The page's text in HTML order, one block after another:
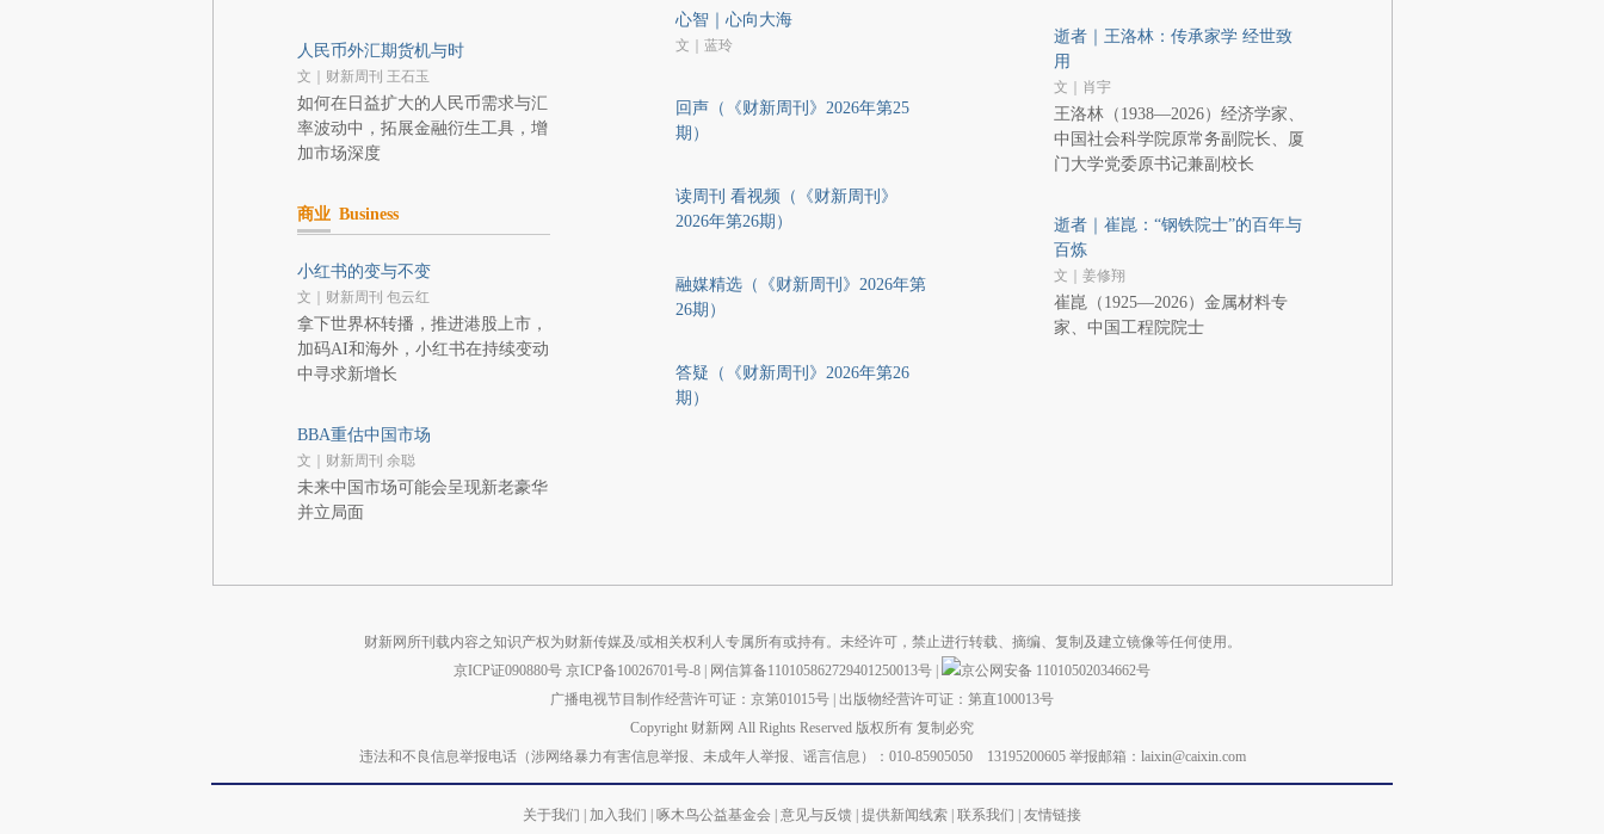
人民币外汇期货机与时
文｜财新周刊 王石玉
如何在日益扩大的人民币需求与汇
率波动中，拓展金融衍生工具，增
加市场深度
商业 Business
小红书的变与不变
文｜财新周刊 包云红
拿下世界杯转播，推进港股上市，
加码AI和海外，小红书在持续变动
中寻求新增长
BBA重估中国市场
文｜财新周刊 余聪
未来中国市场可能会呈现新老豪华
并立局面
心智｜心向大海
文｜蓝玲
回声（《财新周刊》2026年第25
期）
读周刊 看视频（《财新周刊》
2026年第26期）
融媒精选（《财新周刊》2026年第
26期）
答疑（《财新周刊》2026年第26
期）
逝者｜王洛林：传承家学 经世致
用
文｜肖宇
王洛林（1938—2026）经济学家、
中国社会科学院原常务副院长、厦
门大学党委原书记兼副校长
逝者｜崔崑：“钢铁院士”的百年与
百炼
文｜姜修翔
崔崑（1925—2026）金属材料专
家、中国工程院院士
财新网所刊载内容之知识产权为财新传媒及/或相关权利人专属所有或持有。未经许可，禁止进行转载、摘编、复制及建立镜像等任何使用。
京ICP证090880号 京ICP备10026701号-8 网信算备110105862729401250013号
京公网安备 11010502034662号
广播电视节目制作经营许可证：京第01015号 出版物经营许可证：第直100013号
Copyright 财新网 All Rights Reserved 版权所有 复制必究
违法和不良信息举报电话（涉网络暴力有害信息举报、未成年人举报、谣言信息）：010-85905050 13195200605 举报邮箱：laixin@caixin.com
关于我们 加入我们 啄木鸟公益基金会 意见与反馈 提供新闻线索 联系我们 友情链接